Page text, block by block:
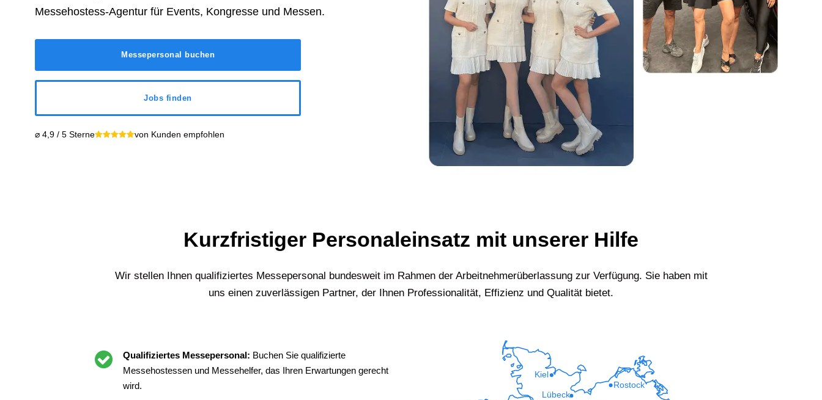
Messehostess-Agentur für Events, Kongresse und Messen.
Messepersonal buchen
Jobs finden
⌀ 4,9 / 5 Sterne von Kunden empfohlen
Kurzfristiger Personaleinsatz mit unserer Hilfe
Wir stellen Ihnen qualifiziertes Messepersonal bundesweit im Rahmen der Arbeitnehmerüberlassung zur Verfügung. Sie haben mit
uns einen zuverlässigen Partner, der Ihnen Professionalität, Effizienz und Qualität bietet.
Qualifiziertes Messepersonal: Buchen Sie qualifizierte
Messehostessen und Messehelfer, das Ihren Erwartungen gerecht
wird.
Lübeck
Rostock
Kiel